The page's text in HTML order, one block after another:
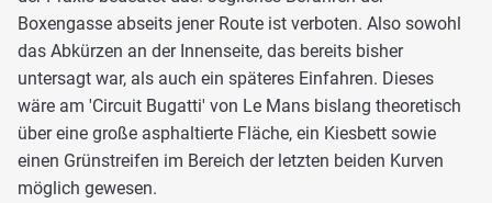
Boxengasse abseits jener Route ist verboten. Also sowohl
das Abkürzen an der Innenseite, das bereits bisher
untersagt war, als auch ein späteres Einfahren. Dieses
wäre am 'Circuit Bugatti' von Le Mans bislang theoretisch
über eine große asphaltierte Fläche, ein Kiesbett sowie
einen Grünstreifen im Bereich der letzten beiden Kurven
möglich gewesen.